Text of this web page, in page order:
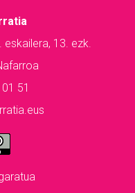
13. ezk.
51